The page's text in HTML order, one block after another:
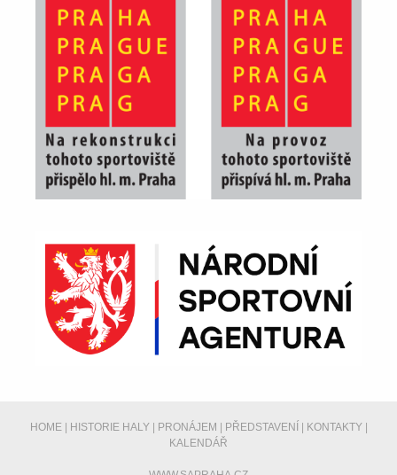
HOME| HISTORIE HALY| PRONÁJEM PŘEDSTAVENÍ KONTAKTY|
KALENDÁŘ